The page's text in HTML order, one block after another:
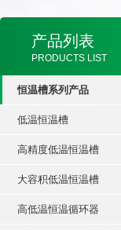
产品列表
PRODUCTS LIST
恒温槽系列产品
低温恒温槽
高精度低温恒温槽
大容积低温恒温槽
高低温恒温循环器